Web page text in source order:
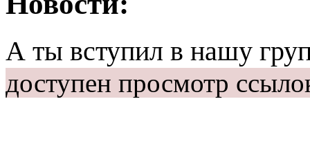
А ты вступил в нашу
доступен просмотр